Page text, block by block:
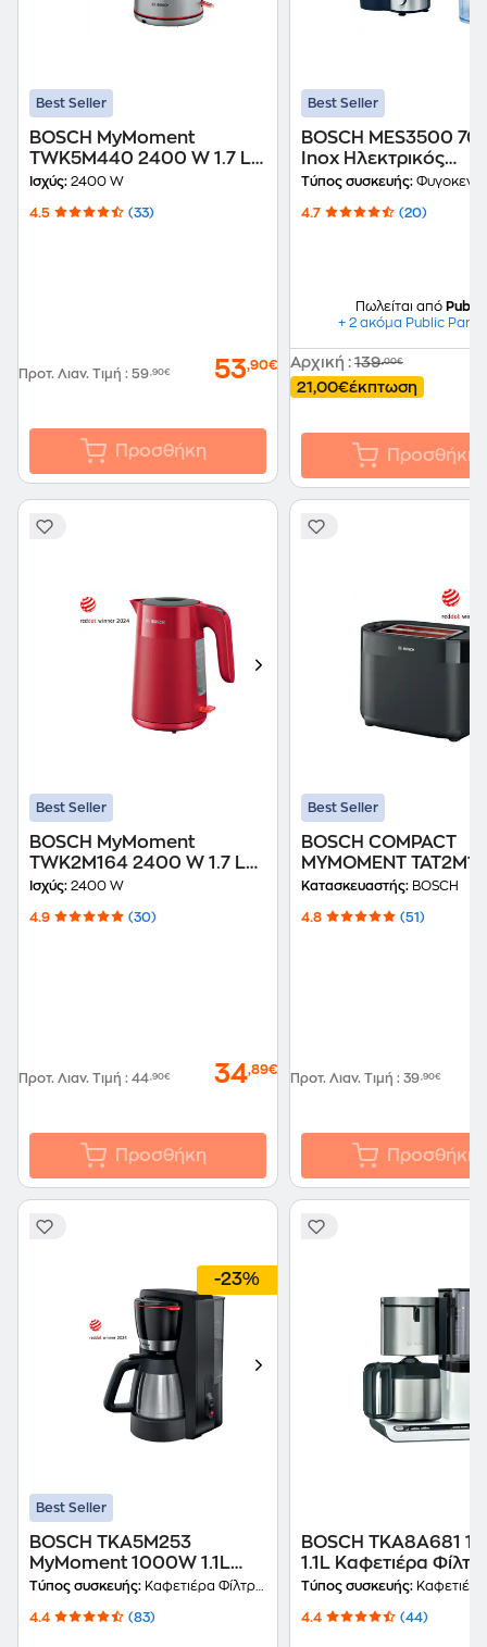
Best Seller
BOSCH MyMoment
TWK5M440 2400 W 1.7 L
Inox Βραστήρας
Ισχύς: 2400 W
4.5 (33)
Προτ. Λιαν. Τιμή : 59,90€ 53,90€
Προσθήκη
Best Seller
BOSCH MES3500
Inox Ηλεκτρικός
Αποχυμωτής
Τύπος συσκευής: Φυγοκεντρικός
4.7 (20)
Πωλείται από Public
+ 2 ακόμα Public
Αρχική : 139,00€
21,00€έκπτωση
Προσθήκη
Best Seller
BOSCH MyMoment
TWK2M164 2400 W 1.7 L
Κόκκινο Βραστήρας
Ισχύς: 2400 W
4.9 (30)
Προτ. Λιαν. Τιμή : 44,90€ 34,89€
Προσθήκη
Best Seller
BOSCH COMPACT
MYMOMENT
Θέσεων 950W
Κατασκευαστής: BOSCH
4.8 (51)
Προτ. Λιαν. Τιμή : 39,90€
Προσθήκη
-23%
Best Seller
BOSCH TKA5M253
MyMoment 1000W 1.1L
Καφετιέρα Φίλτρου
Τύπος συσκευής: Καφετιέρα Φίλτρου
4.4 (83)
BOSCH TKA8A681
1.1L Καφετιέρα
Τύπος συσκευής: Καφετιέρα
4.4 (44)